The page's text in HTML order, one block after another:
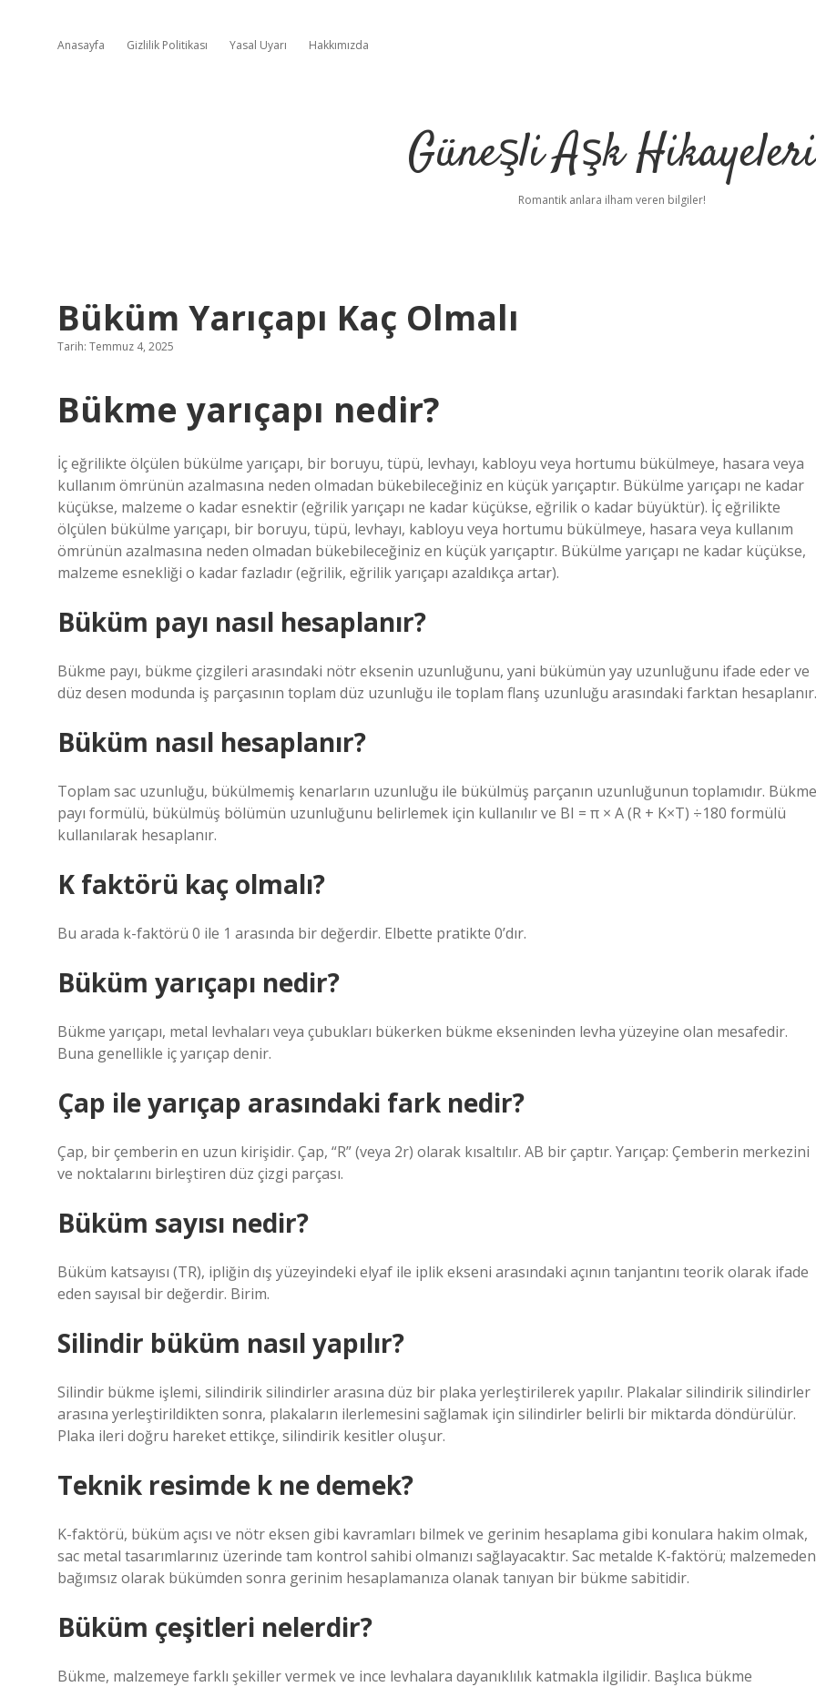
Anasayfa Gizlilik Politikası Yasal Uyarı Hakkımızda
Güneşli Aşk Hikayeleri
Romantik anlara ilham veren bilgiler!
Büküm Yarıçapı Kaç Olmalı
Tarih: Temmuz 4, 2025
Bükme yarıçapı nedir?
İç eğrilikte ölçülen bükülme yarıçapı, bir boruyu, tüpü, levhayı, kabloyu veya hortumu bükülmeye, hasara veya
kullanım ömrünün azalmasına neden olmadan bükebileceğiniz en küçük yarıçaptır. Bükülme yarıçapı ne kadar
küçükse, malzeme o kadar esnektir (eğrilik yarıçapı ne kadar küçükse, eğrilik o kadar büyüktür). İç eğrilikte
ölçülen bükülme yarıçapı, bir boruyu, tüpü, levhayı, kabloyu veya hortumu bükülmeye, hasara veya kullanım
ömrünün azalmasına neden olmadan bükebileceğiniz en küçük yarıçaptır. Bükülme yarıçapı ne kadar küçükse,
malzeme esnekliği o kadar fazladır (eğrilik, eğrilik yarıçapı azaldıkça artar).
Büküm payı nasıl hesaplanır?
Bükme payı, bükme çizgileri arasındaki nötr eksenin uzunluğunu, yani bükümün yay uzunluğunu ifade eder ve
düz desen modunda iş parçasının toplam düz uzunluğu ile toplam flanş uzunluğu arasındaki farktan hesaplanır.
Büküm nasıl hesaplanır?
Toplam sac uzunluğu, bükülmemiş kenarların uzunluğu ile bükülmüş parçanın uzunluğunun toplamıdır. Bükme
payı formülü, bükülmüş bölümün uzunluğunu belirlemek için kullanılır ve BI = π × A (R + K×T) ÷180 formülü
kullanılarak hesaplanır.
K faktörü kaç olmalı?
Bu arada k-faktörü 0 ile 1 arasında bir değerdir. Elbette pratikte 0’dır.
Büküm yarıçapı nedir?
Bükme yarıçapı, metal levhaları veya çubukları bükerken bükme ekseninden levha yüzeyine olan mesafedir.
Buna genellikle iç yarıçap denir.
Çap ile yarıçap arasındaki fark nedir?
Çap, bir çemberin en uzun kirişidir. Çap, “R” (veya 2r) olarak kısaltılır. AB bir çaptır. Yarıçap: Çemberin merkezini
ve noktalarını birleştiren düz çizgi parçası.
Büküm sayısı nedir?
Büküm katsayısı (TR), ipliğin dış yüzeyindeki elyaf ile iplik ekseni arasındaki açının tanjantını teorik olarak ifade
eden sayısal bir değerdir. Birim.
Silindir büküm nasıl yapılır?
Silindir bükme işlemi, silindirik silindirler arasına düz bir plaka yerleştirilerek yapılır. Plakalar silindirik silindirler
arasına yerleştirildikten sonra, plakaların ilerlemesini sağlamak için silindirler belirli bir miktarda döndürülür.
Plaka ileri doğru hareket ettikçe, silindirik kesitler oluşur.
Teknik resimde k ne demek?
K-faktörü, büküm açısı ve nötr eksen gibi kavramları bilmek ve gerinim hesaplama gibi konulara hakim olmak,
sac metal tasarımlarınız üzerinde tam kontrol sahibi olmanızı sağlayacaktır. Sac metalde K-faktörü; malzemeden
bağımsız olarak bükümden sonra gerinim hesaplamanıza olanak tanıyan bir bükme sabitidir.
Büküm çeşitleri nelerdir?
Bükme, malzemeye farklı şekiller vermek ve ince levhalara dayanıklılık katmakla ilgilidir. Başlıca bükme